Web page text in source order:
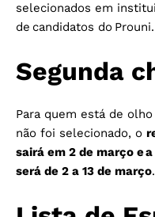
selecionados em
de candidatos do Prouni.
Segunda
Para quem está de
não foi selecionado, o
sairá em 2 de março e
será de 2 a 13 de março.